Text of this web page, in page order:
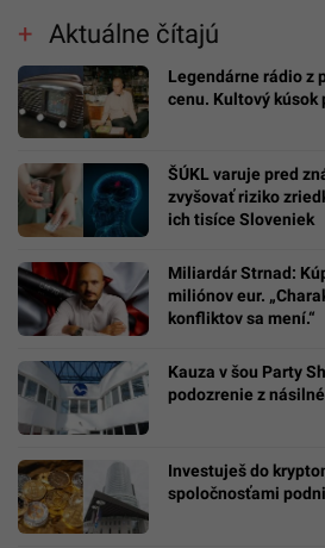
Aktuálne čítajú
Legendárne rádio z
cenu. Kultový kúsok
ŠÚKL varuje pred
zvyšovať riziko
ich tisíce Sloveniek
Miliardár Strnad:
miliónov eur.
konfliktov sa mení.“
Kauza v šou Party
podozrenie z
Investuješ do
spoločnosťami